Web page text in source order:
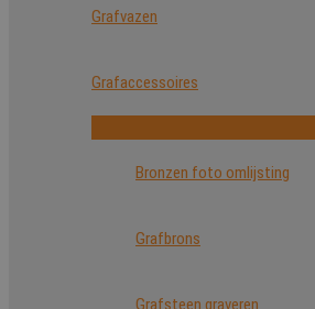
Grafvazen
Grafaccessoires
Bronzen foto omlijsting
Grafbrons
Grafsteen graveren